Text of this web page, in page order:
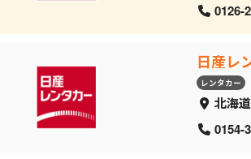
0126-
日産レ
レンタカー
北海
0154-